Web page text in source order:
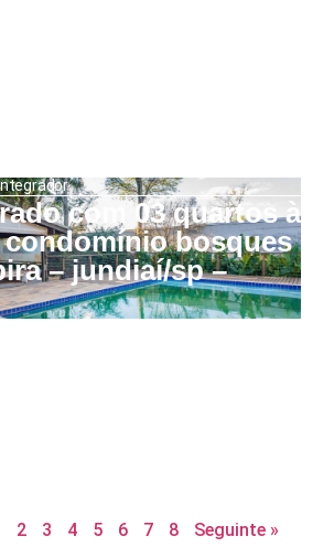
com 03 quartos à
bosques
– jundiaí/sp –
2 3 4 5 6 7 8 Seguinte »